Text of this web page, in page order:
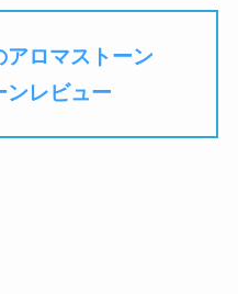
ロマストーン
ンレビュー